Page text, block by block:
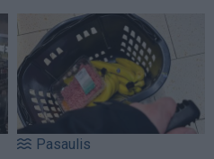
Pasaulis